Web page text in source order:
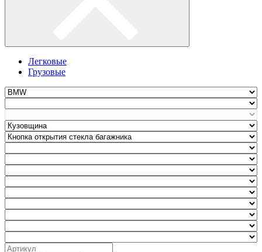
Легковые
Грузовые